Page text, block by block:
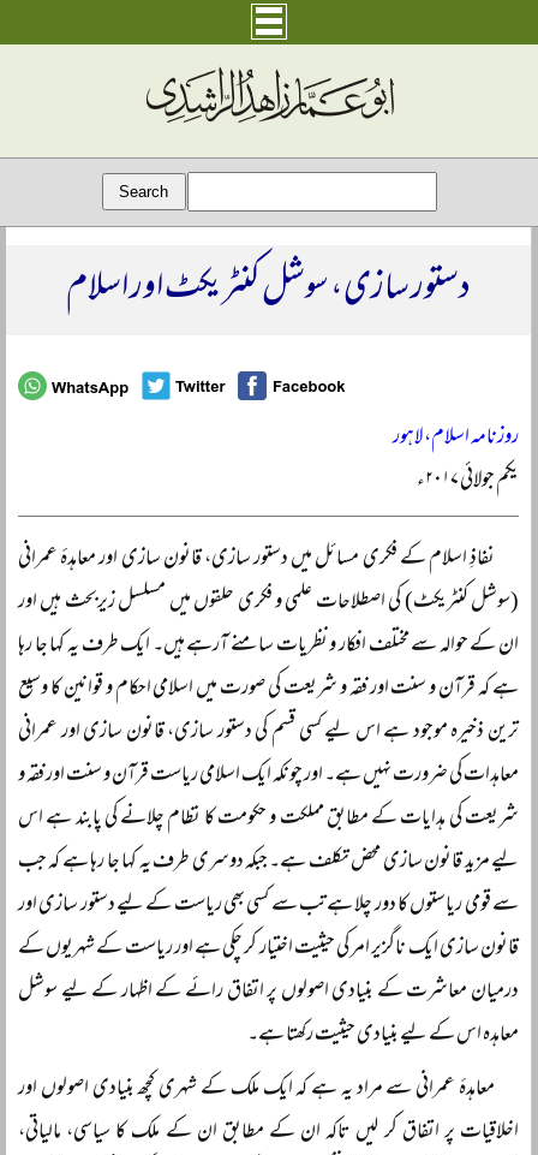
دستور سازی، سوشل کنٹریکٹ اور اسلام
روزنامہ اسلام، لاہور
یکم جولائی ۲۰۱۷ء
نفاذِ اسلام کے فکری مسائل میں دستور سازی، قانون سازی اور معاہدۂ عمرانی
(سوشل کنٹریکٹ) کی اصطلاحات علمی و فکری حلقوں میں مسلسل زیربحث ہیں اور
ان کے حوالہ سے مختلف افکار و نظریات سامنے آرہے ہیں۔ ایک طرف یہ کہا جا رہا
ہے کہ قرآن و سنت اور فقہ و شریعت کی صورت میں اسلامی احکام و قوانین کا وسیع
ترین ذخیرہ موجود ہے اس لیے کسی قسم کی دستور سازی، قانون سازی اور عمرانی
معاہدات کی ضرورت نہیں ہے۔ اور چونکہ ایک اسلامی ریاست قرآن و سنت اور فقہ و
شریعت کی ہدایات کے مطابق مملکت و حکومت کا نظام چلانے کی پابند ہے اس
لیے مزید قانون سازی محض تکلف ہے۔ جبکہ دوسری طرف یہ کہا جا رہا ہے کہ جب
سے قومی ریاستوں کا دور چلا ہے تب سے کسی بھی ریاست کے لیے دستور سازی اور
قانون سازی ایک ناگزیر امر کی حیثیت اختیار کر چکی ہے اور ریاست کے شہریوں کے
درمیان معاشرت کے بنیادی اصولوں پر اتفاق رائے کے اظہار کے لیے سوشل
معاہدہ اس کے لیے بنیادی حیثیت رکھتا ہے۔
معاہدۂ عمرانی سے مراد یہ ہے کہ ایک ملک کے شہری کچھ بنیادی اصولوں اور
اخلاقیات پر اتفاق کر لیں تاکہ ان کے مطابق ان کے ملک کا سیاسی، مالیاتی،